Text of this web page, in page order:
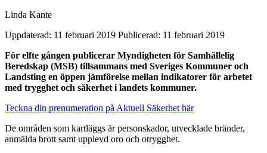
Linda Kante
Uppdaterad: 11 februari 2019 Publicerad: 11 februari 2019
För elfte gången publicerar Myndigheten för Samhällelig
Beredskap (MSB) tillsammans med Sveriges Kommuner och
Landsting en öppen jämförelse mellan indikatorer för arbetet
med trygghet och säkerhet i landets kommuner.
Teckna din prenumeration på Aktuell Säkerhet här
De områden som kartläggs är personskador, utvecklade bränder,
anmälda brott samt upplevd oro och otrygghet.